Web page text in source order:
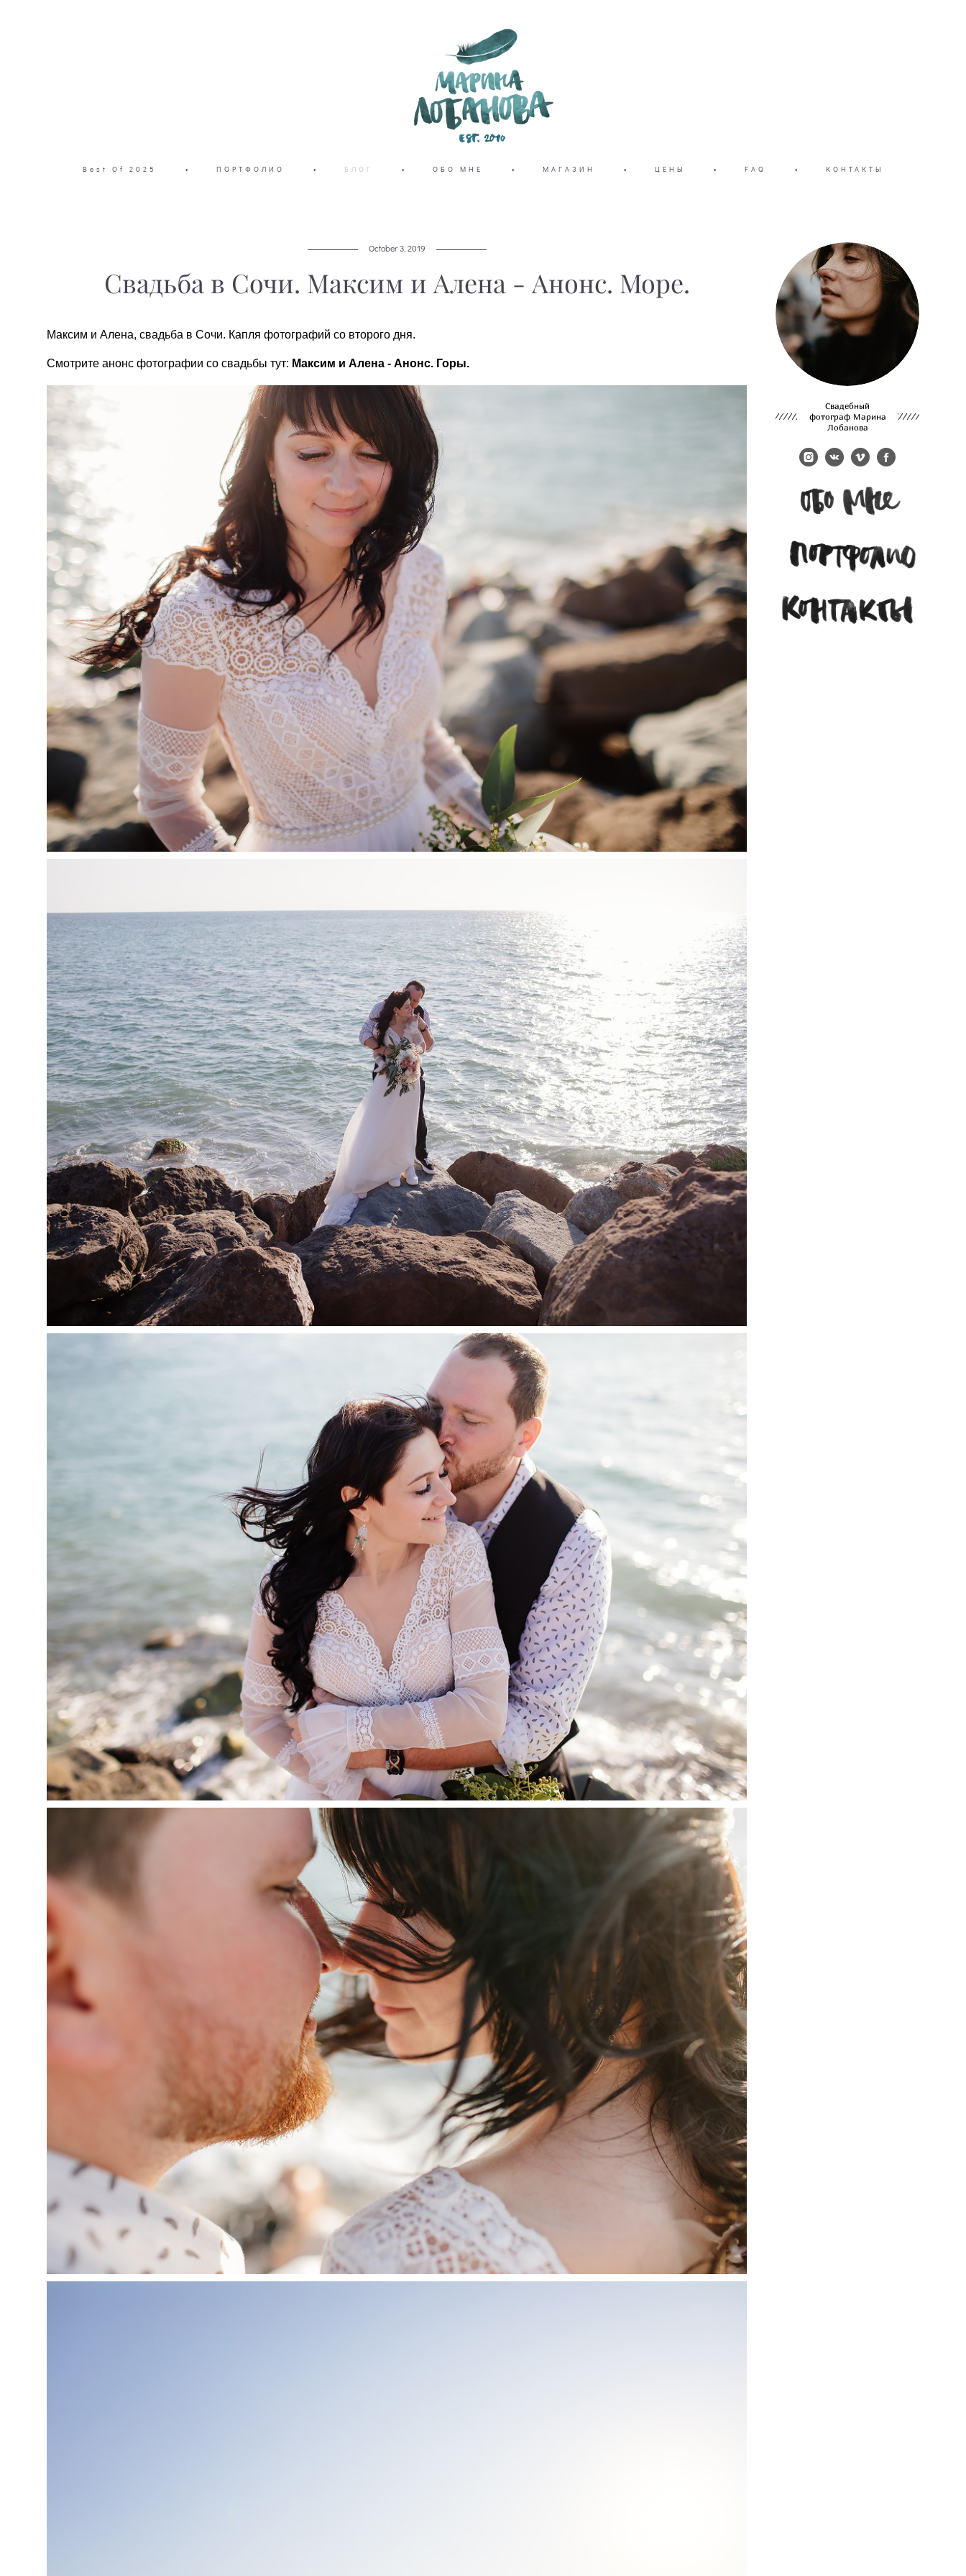
Best Of 2025 • ПОРТФОЛИО • БЛОГ • ОБО МНЕ • МАГАЗИН • ЦЕНЫ • FAQ • КОНТАКТЫ
October 3, 2019
Свадьба в Сочи. Максим и Алена - Анонс. Море.
Максим и Алена, свадьба в Сочи. Капля фотографий со второго дня.
Смотрите анонс фотографии со свадьбы тут: Максим и Алена - Анонс. Горы.
Cвадебный
фотограф Марина
Лобанова